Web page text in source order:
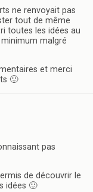
ne renvoyait pas
tout de même
toutes les idées au
malgré
et merci
🙂
pas
de découvrir le
idées 🙂